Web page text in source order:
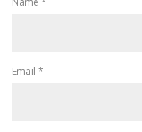
Email *